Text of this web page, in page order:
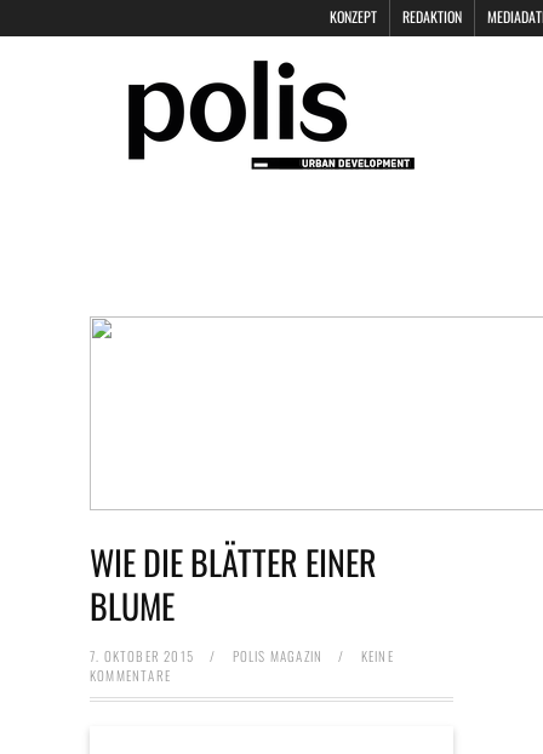
KONZEPT REDAKTION
WIE DIE BLÄTTER EINER
BLUME
7. OKTOBER 2015 / POLIS MAGAZIN /
KEINE
KOMMENTARE